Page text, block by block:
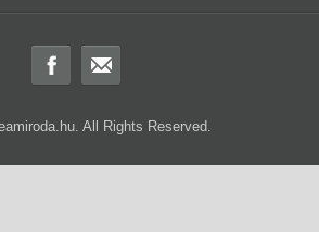
All Rights Reserved.